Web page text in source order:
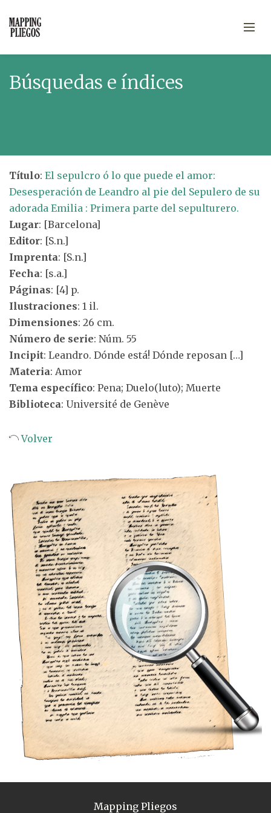
Búsquedas e índices
Título: El sepulcro ó lo que puede el amor:
Desesperación de Leandro al pie del Sepulero de su
adorada Emilia : Primera parte del sepulturero.
Lugar: [Barcelona]
Editor: [S.n.]
Imprenta: [S.n.]
Fecha: [s.a.]
Páginas: [4] p.
Ilustraciones: 1 il.
Dimensiones: 26 cm.
Número de serie: Núm. 55
Incipit: Leandro. Dónde está! Dónde reposan […]
Materia: Amor
Tema específico: Pena; Duelo(luto); Muerte
Biblioteca: Université de Genève
Volver
Mapping Pliegos